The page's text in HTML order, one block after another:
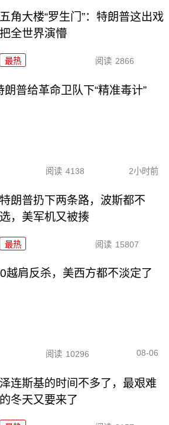
五角大楼“罗生门”：特朗普这出戏
把全世界演懵
最热 阅读 2866
普给革命卫队下“精准毒计”
阅读 4138 2小时前
特朗普扔下两条路，波斯都不
选，美军机又被揍
最热 阅读 15807
越肩反杀，美西方都不淡定了
阅读 10296 08-06
泽连斯基的时间不多了，最艰难
的冬天又要来了